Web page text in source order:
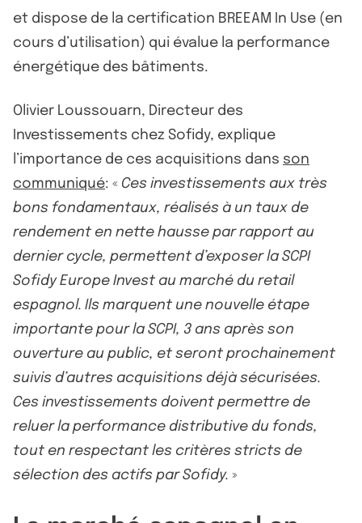
et dispose de la certification BREEAM In Use (en
cours d’utilisation) qui évalue la performance
énergétique des bâtiments.
Olivier Loussouarn, Directeur des
Investissements chez Sofidy, explique
l’importance de ces acquisitions dans son
communiqué: « Ces investissements aux très
bons fondamentaux, réalisés à un taux de
rendement en nette hausse par rapport au
dernier cycle, permettent d’exposer la SCPI
Sofidy Europe Invest au marché du retail
espagnol. Ils marquent une nouvelle étape
importante pour la SCPI, 3 ans après son
ouverture au public, et seront prochainement
suivis d’autres acquisitions déjà sécurisées.
Ces investissements doivent permettre de
reluer la performance distributive du fonds,
tout en respectant les critères stricts de
sélection des actifs par Sofidy. »